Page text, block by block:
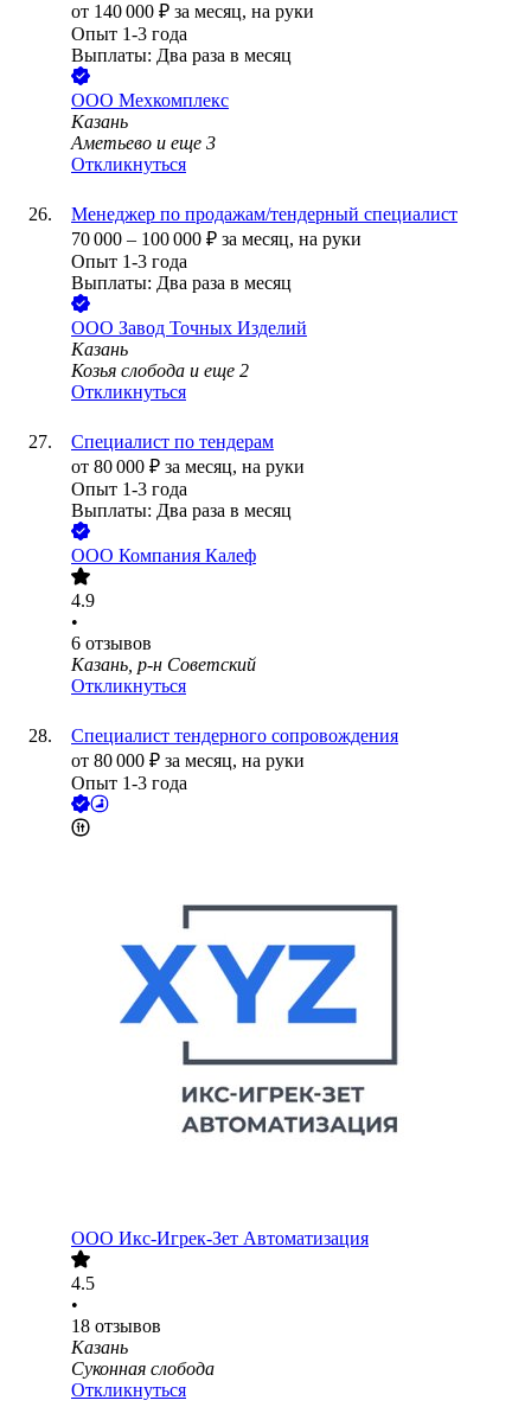
от 140 000 ₽ за месяц, на руки
Опыт 1-3 года
Выплаты: Два раза в месяц
ООО Мехкомплекс
Казань
Аметьево и еще 3
Откликнуться
Менеджер по продажам/тендерный специалист
70 000 – 100 000 ₽ за месяц, на руки
Опыт 1-3 года
Выплаты: Два раза в месяц
ООО Завод Точных Изделий
Казань
Козья слобода и еще 2
Откликнуться
Специалист по тендерам
от 80 000 ₽ за месяц, на руки
Опыт 1-3 года
Выплаты: Два раза в месяц
ООО Компания Калеф
4.9
•
6 отзывов
Казань, р-н Советский
Откликнуться
Специалист тендерного сопровождения
от 80 000 ₽ за месяц, на руки
Опыт 1-3 года
ООО Икс-Игрек-Зет Автоматизация
4.5
•
18 отзывов
Казань
Суконная слобода
Откликнуться